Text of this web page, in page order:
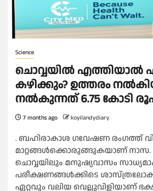
Science
ചൊവ്വയിൽ എത്തിയാൽ
കഴിക്കും? ഉത്തരം
നൽകുന്നത് 6.75 കോടി
7 months ago koyilandydiary
. ബഹിരാകാശ ഗവേഷണ രംഗത്ത്
മാറ്റങ്ങൾക്കൊരുങ്ങുകയാണ് നാസ.
ചൊവ്വയിലും മനുഷ്യവാസം
പരീക്ഷണങ്ങൾക്കിടെ
ഏറ്റവും വലിയ വെല്ലുവിളിയാണ്